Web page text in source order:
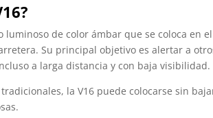
luminoso de color ámbar que se coloca en
Su principal objetivo es alertar a
a larga distancia y con baja visibilidad.
la V16 puede colocarse sin